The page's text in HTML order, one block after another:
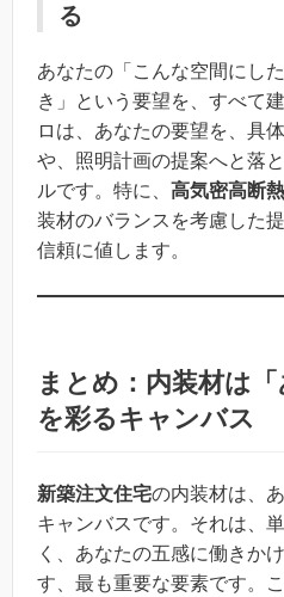
る
あなたの「こんな空間にし
き」という要望を、すべて
ロは、あなたの要望を、具
や、照明計画の提案へと落
ルです。特に、 高気密高断熱
装材のバランスを考慮した
信頼に値します。
まとめ：内装材は
を彩るキャンバス
新築注文住宅の内装材は、
キャンバスです。それは、
く、あなたの五感に働きか
す、最も重要な要素です。